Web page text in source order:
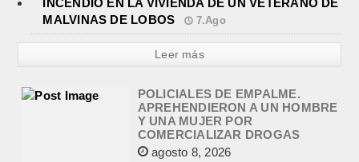
INCENDIO EN LA VIVIENDA DE UN VETERANO DE
MALVINAS DE LOBOS
7.Ago
Leer más
POLICIALES DE EMPALME.
APREHENDIERON A UN HOMBRE
Y UNA MUJER POR
COMERCIALIZAR DROGAS
agosto 8, 2026